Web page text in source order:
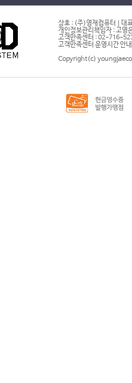
상호 : (주)영재컴퓨터 | 대
개인정보관리책임자 : 고영
고객만족센터 : 02-716-
고객만족센터 운영시간 안
Copyright(c)